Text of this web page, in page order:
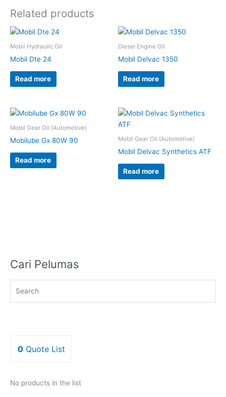
Related products
Mobil Hydraulic Oil
Mobil Dte 24
Read more
Diesel Engine Oil
Mobil Delvac 1350
Read more
Mobil Gear Oil (Automotive)
Mobilube Gx 80W 90
Read more
Mobil Gear Oil (Automotive)
Mobil Delvac Synthetics ATF
Read more
Cari Pelumas
0 Quote List
No products in the list